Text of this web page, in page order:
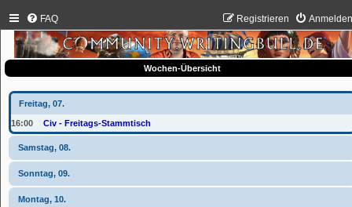
FAQ Registrieren
Wochen-Übersicht
Freitag, 07.
16:00 Civ - Freitags-Stammtisch
Samstag, 08.
Sonntag, 09.
Montag, 10.